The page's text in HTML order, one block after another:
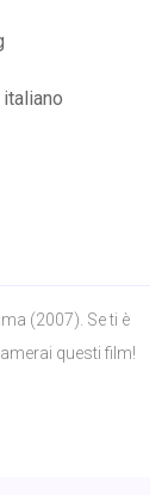
(2007). Se ti è
questi film!